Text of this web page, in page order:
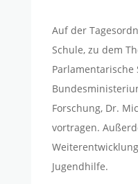
Auf der
Schule, zu dem
Parlamentarische
Forschung, Dr.
vortragen.
Jugendhilfe.